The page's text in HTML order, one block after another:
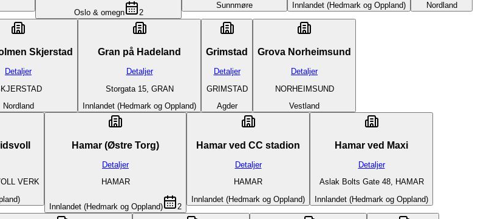
Oslo & omegn 2
Sunnmøre
Innlandet (Hedmark og Oppland)
Nordland
Skjerstad
Detaljer
Nordland
Gran på Hadeland
Detaljer
Storgata 15, GRAN
Innlandet (Hedmark og Oppland)
Grimstad
Detaljer
GRIMSTAD
Agder
Grova Norheimsund
Detaljer
NORHEIMSUND
Vestland
stallgården Eidsvoll
VERK
Hamar (Østre Torg)
Detaljer
HAMAR
Innlandet (Hedmark og Oppland) 2
Hamar ved CC stadion
Detaljer
HAMAR
Innlandet (Hedmark og Oppland)
Hamar ved Maxi
Detaljer
Aslak Bolts Gate 48, HAMAR
Innlandet (Hedmark og Oppland)